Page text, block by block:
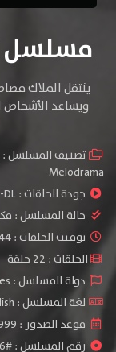
مسلسل Angel الموسم الاول
ينتقل الملاك
ويساعد الأشخاص
تصنيف المسلسل :
Melodrama
جودة الحلقات :
حالة المسلسل :
توقيت الحلقات : 44 Minد
الحلقات : 22 حلقة
دولة المسلسل : United States
لغة المسلسل : English
موعد الصدور : 1999-10-05
رقم المسلسل : #303376